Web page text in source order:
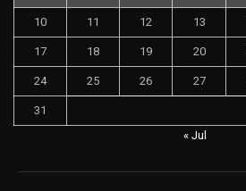
10 11 12 13
17 18 19 20
24 25 26 27
31
« Jul